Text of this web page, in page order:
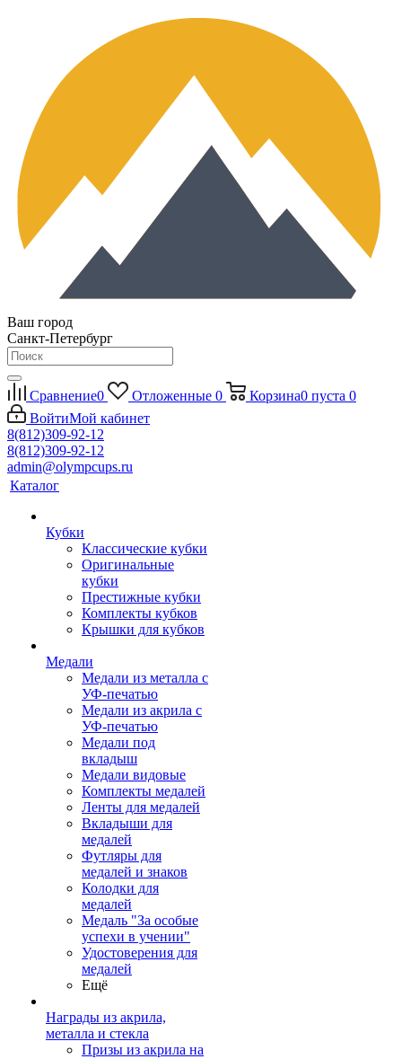
Ваш город
Санкт-Петербург
Сравнение0 Отложенные 0 Корзина0 пуста 0
ВойтиМой кабинет
8(812)309-92-12
8(812)309-92-12
admin@olympcups.ru
Каталог
Кубки
Классические кубки
Оригинальные
кубки
Престижные кубки
Комплекты кубков
Крышки для кубков
Медали
Медали из металла с
УФ-печатью
Медали из акрила с
УФ-печатью
Медали под
вкладыш
Медали видовые
Комплекты медалей
Ленты для медалей
Вкладыши для
медалей
Футляры для
медалей и знаков
Колодки для
медалей
Медаль "За особые
успехи в учении"
Удостоверения для
медалей
Ещё
Награды из акрила,
металла и стекла
Призы из акрила на